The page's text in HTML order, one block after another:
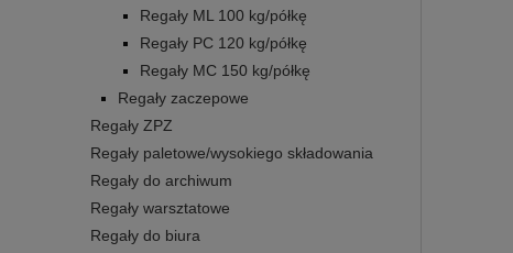
Regały ML 100 kg/półkę
Regały PC 120 kg/półkę
Regały MC 150 kg/półkę
Regały zaczepowe
Regały ZPZ
Regały paletowe/wysokiego składowania
Regały do archiwum
Regały warsztatowe
Regały do biura